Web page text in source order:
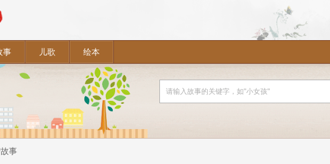
事 儿歌 绘本
事